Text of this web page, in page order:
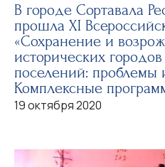
В городе Сортавала
прошла XI
«Сохранение и
исторических
поселений: проблемы
Комплексные
19 октября 2020